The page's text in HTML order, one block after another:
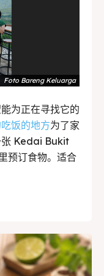
Foto Bareng Keluarga
为正在寻找它的
饭的地方为了家
张 Kedai Bukit
预订食物。适合